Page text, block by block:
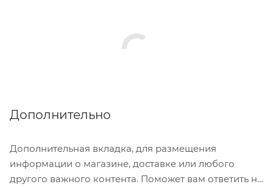
Дополнительно
Дополнительная вкладка, для размещения
информации о магазине, доставке или любого
другого важного контента. Поможет вам ответить на